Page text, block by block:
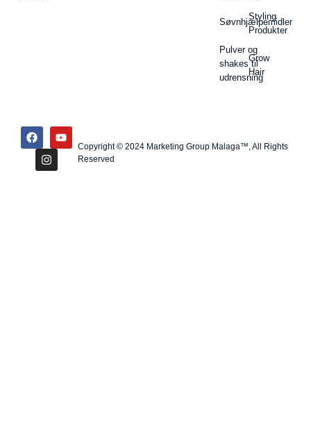
Søvnhjælpemidler
Pulver og
shakes til
udrensning
Styling
Produkter
Grow
Hair
Copyright © 2024 Marketing Group Malaga™, All Rights
Reserved